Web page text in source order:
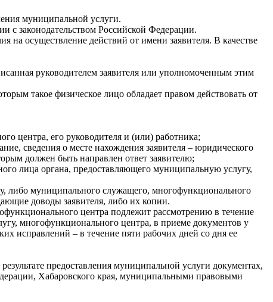
муниципальной услуги.
с законодательством Российской Федерации.
на осуществление действий от имени заявителя. В качестве
руководителем заявителя или уполномоченным этим
такое физическое лицо обладает правом действовать от
центра, его руководителя и (или) работника;
сведения о месте нахождения заявителя – юридического
должен быть направлен ответ заявителю;
лица органа, предоставляющего муниципальную услугу,
либо муниципального служащего, многофункционального
доводы заявителя, либо их копии.
центра подлежит рассмотрению в течение
многофункционального центра, в приеме документов у
исправлений – в течение пяти рабочих дней со дня ее
предоставления муниципальной услуги документах,
Хабаровского края, муниципальными правовыми